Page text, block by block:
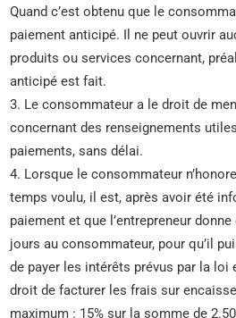
Quand c’est obtenu que le
paiement anticipé. Il ne peut ouvrir
produits ou services concernant,
anticipé est fait.
3. Le consommateur a le droit de
concernant des renseignements
paiements, sans délai.
4. Lorsque le consommateur
temps voulu, il est, après avoir été
paiement et que l’entrepreneur
jours au consommateur, pour qu’il
de payer les intérêts prévus par la loi
droit de facturer les frais sur
maximum : 15% sur la somme de